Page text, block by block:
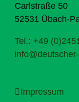
Carlstraße 50
52531 Übach-
Tel.: +49
Impressum